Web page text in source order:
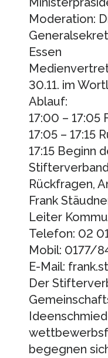
Moderation:
Essen
30.11. im
Ablauf:
17:00 –
17:05 – 17:15
17:15 Beginn
Rückfragen,
Frank
Leiter
Telefon: 02
Mobil: 0177/
E-Mail:
Der
begegnen